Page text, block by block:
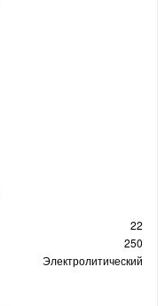
22
250
Электролитический